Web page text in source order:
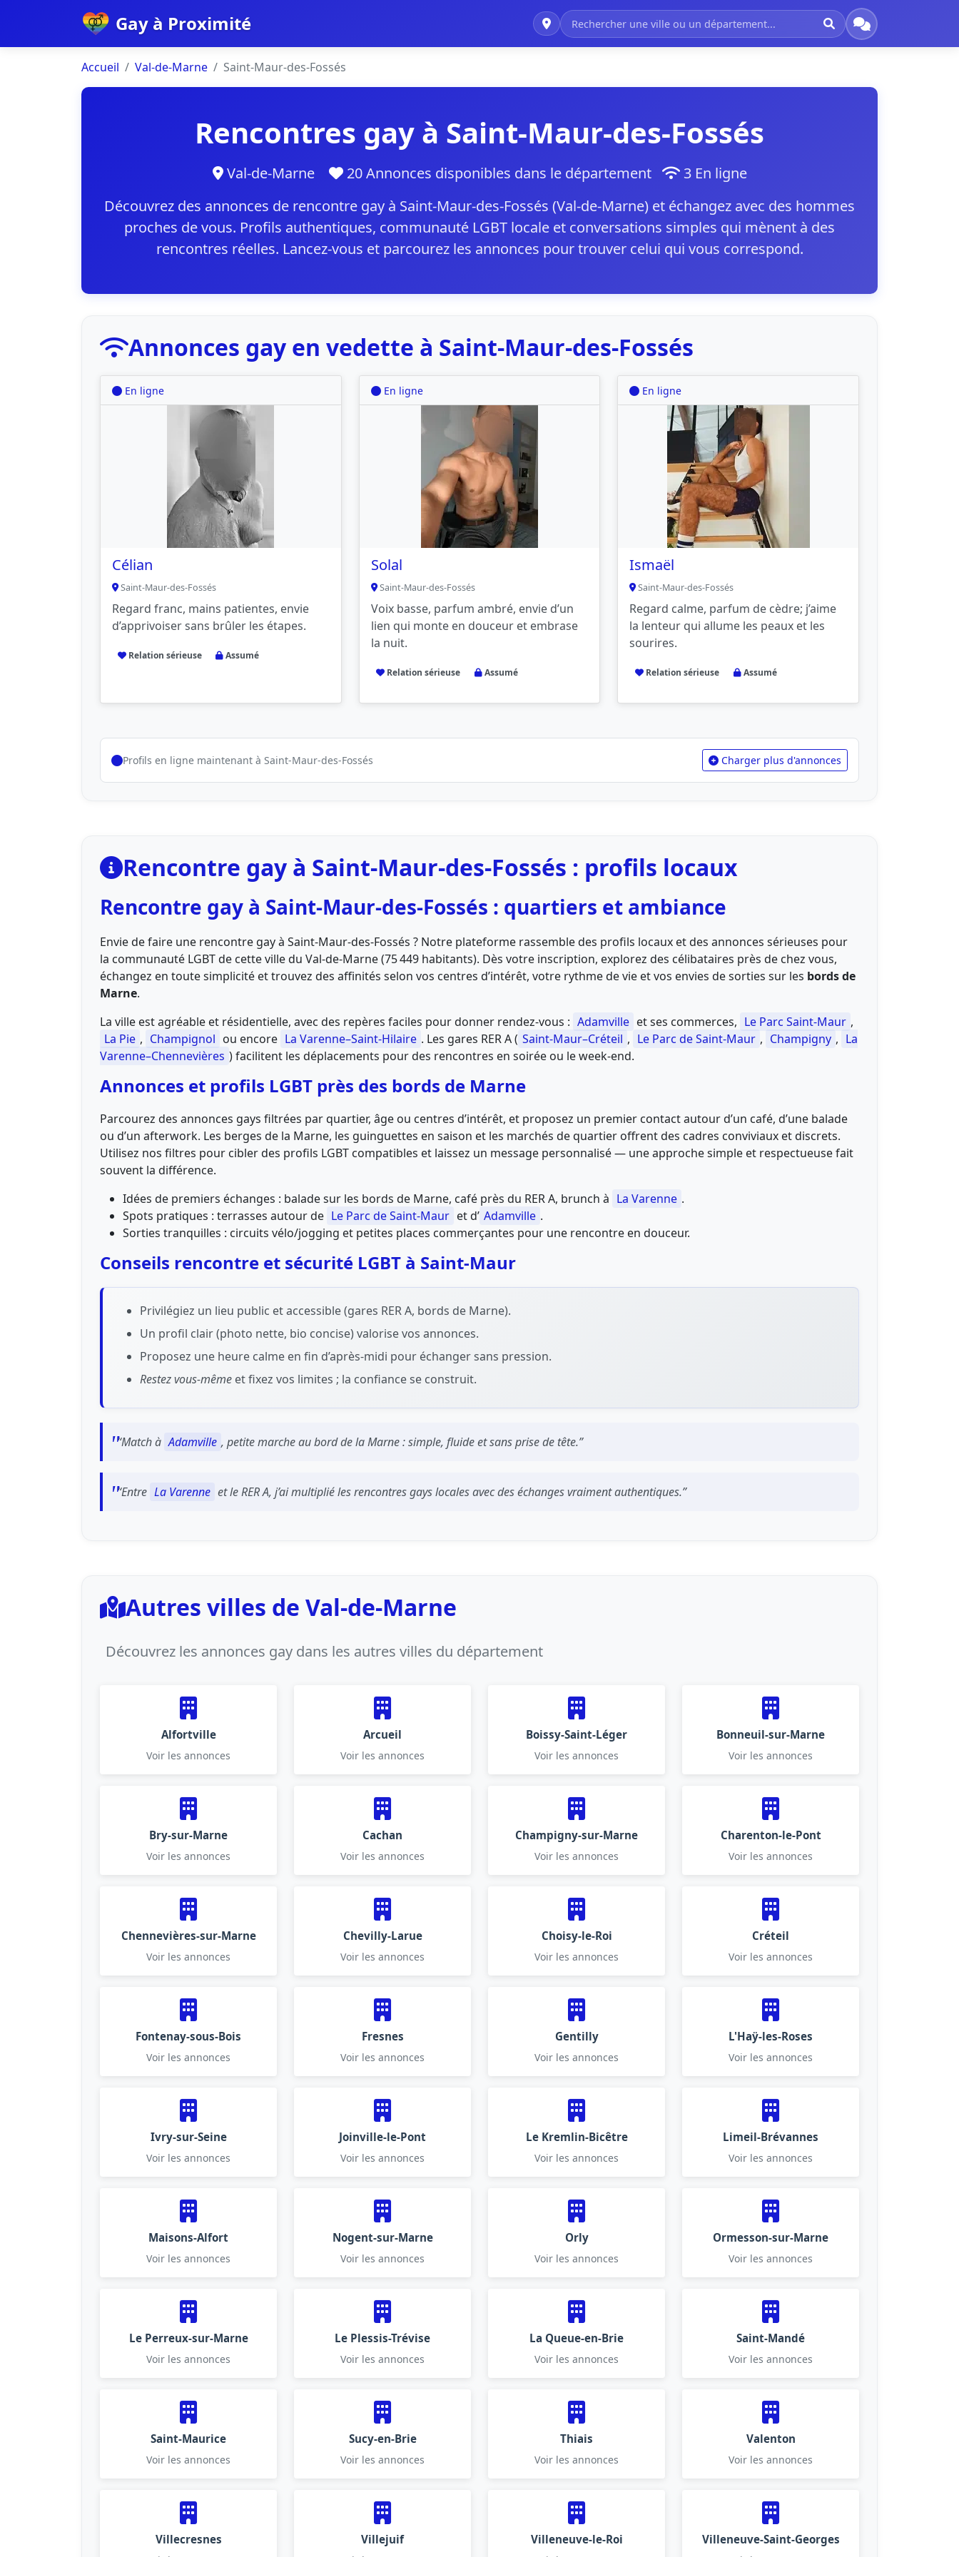
Gay à Proximité
Accueil Val-de-Marne Saint-Maur-des-Fossés
Rencontres gay à Saint-Maur-des-Fossés
Val-de-Marne 20 Annonces disponibles dans le département
3 En ligne
Découvrez des annonces de rencontre gay à Saint-Maur-des-Fossés (Val-de-Marne) et échangez avec des hommes
proches de vous. Profils authentiques, communauté LGBT locale et conversations simples qui mènent à des
rencontres réelles. Lancez-vous et parcourez les annonces pour trouver celui qui vous correspond.
Annonces gay en vedette à Saint-Maur-des-Fossés
En ligne
Célian
Saint-Maur-des-Fossés
Regard franc, mains patientes, envie
d’apprivoiser sans brûler les étapes.
Relation sérieuse Assumé
En ligne
Solal
Saint-Maur-des-Fossés
Voix basse, parfum ambré, envie d’un
lien qui monte en douceur et embrase
la nuit.
Relation sérieuse Assumé
En ligne
Ismaël
Saint-Maur-des-Fossés
Regard calme, parfum de cèdre; j’aime
la lenteur qui allume les peaux et les
sourires.
Relation sérieuse Assumé
Profils en ligne maintenant à Saint-Maur-des-Fossés Charger plus d'annonces
Rencontre gay à Saint‑Maur-des‑Fossés : profils locaux
Rencontre gay à Saint‑Maur-des‑Fossés : quartiers et ambiance
Envie de faire une rencontre gay à Saint‑Maur-des‑Fossés ? Notre plateforme rassemble des profils locaux et des annonces sérieuses pour
la communauté LGBT de cette ville du Val‑de‑Marne (75 449 habitants). Dès votre inscription, explorez des célibataires près de chez vous,
échangez en toute simplicité et trouvez des affinités selon vos centres d’intérêt, votre rythme de vie et vos envies de sorties sur les bords de
Marne.
La ville est agréable et résidentielle, avec des repères faciles pour donner rendez‑vous : Adamville et ses commerces, Le Parc Saint‑Maur ,
La Pie , Champignol ou encore La Varenne–Saint‑Hilaire . Les gares RER A ( Saint‑Maur–Créteil , Le Parc de Saint‑Maur , Champigny , La
Varenne–Chennevières ) facilitent les déplacements pour des rencontres en soirée ou le week‑end.
Annonces et profils LGBT près des bords de Marne
Parcourez des annonces gays filtrées par quartier, âge ou centres d’intérêt, et proposez un premier contact autour d’un café, d’une balade
ou d’un afterwork. Les berges de la Marne, les guinguettes en saison et les marchés de quartier offrent des cadres conviviaux et discrets.
Utilisez nos filtres pour cibler des profils LGBT compatibles et laissez un message personnalisé — une approche simple et respectueuse fait
souvent la différence.
Idées de premiers échanges : balade sur les bords de Marne, café près du RER A, brunch à La Varenne .
Spots pratiques : terrasses autour de Le Parc de Saint‑Maur et d’ Adamville .
Sorties tranquilles : circuits vélo/jogging et petites places commerçantes pour une rencontre en douceur.
Conseils rencontre et sécurité LGBT à Saint‑Maur
Privilégiez un lieu public et accessible (gares RER A, bords de Marne).
Un profil clair (photo nette, bio concise) valorise vos annonces.
Proposez une heure calme en fin d’après‑midi pour échanger sans pression.
Restez vous‑même et fixez vos limites ; la confiance se construit.
“Match à Adamville , petite marche au bord de la Marne : simple, fluide et sans prise de tête.”
“Entre La Varenne et le RER A, j’ai multiplié les rencontres gays locales avec des échanges vraiment authentiques.”
Autres villes de Val-de-Marne
Découvrez les annonces gay dans les autres villes du département
Alfortville
Voir les annonces
Arcueil
Voir les annonces
Boissy-Saint-Léger
Voir les annonces
Bonneuil-sur-Marne
Voir les annonces
Bry-sur-Marne
Voir les annonces
Cachan
Voir les annonces
Champigny-sur-Marne
Voir les annonces
Charenton-le-Pont
Voir les annonces
Chennevières-sur-Marne
Voir les annonces
Chevilly-Larue
Voir les annonces
Choisy-le-Roi
Voir les annonces
Créteil
Voir les annonces
Fontenay-sous-Bois
Voir les annonces
Fresnes
Voir les annonces
Gentilly
Voir les annonces
L'Haÿ-les-Roses
Voir les annonces
Ivry-sur-Seine
Voir les annonces
Joinville-le-Pont
Voir les annonces
Le Kremlin-Bicêtre
Voir les annonces
Limeil-Brévannes
Voir les annonces
Maisons-Alfort
Voir les annonces
Nogent-sur-Marne
Voir les annonces
Orly
Voir les annonces
Ormesson-sur-Marne
Voir les annonces
Le Perreux-sur-Marne
Voir les annonces
Le Plessis-Trévise
Voir les annonces
La Queue-en-Brie
Voir les annonces
Saint-Mandé
Voir les annonces
Saint-Maurice
Voir les annonces
Sucy-en-Brie
Voir les annonces
Thiais
Voir les annonces
Valenton
Voir les annonces
Villecresnes Villejuif Villeneuve-le-Roi Villeneuve-Saint-Georges